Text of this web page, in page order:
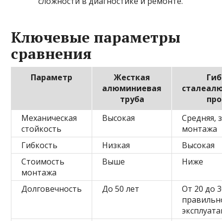
Ключевые параметры
сравнения
Параметр
Жесткая
алюминиевая
труба
Механическая
стойкость
Высокая
Средняя,
монтажа
Гибкость
Низкая
Высокая
Стоимость
монтажа
Выше Ниже
Долговечность До 50 лет
От 20 до